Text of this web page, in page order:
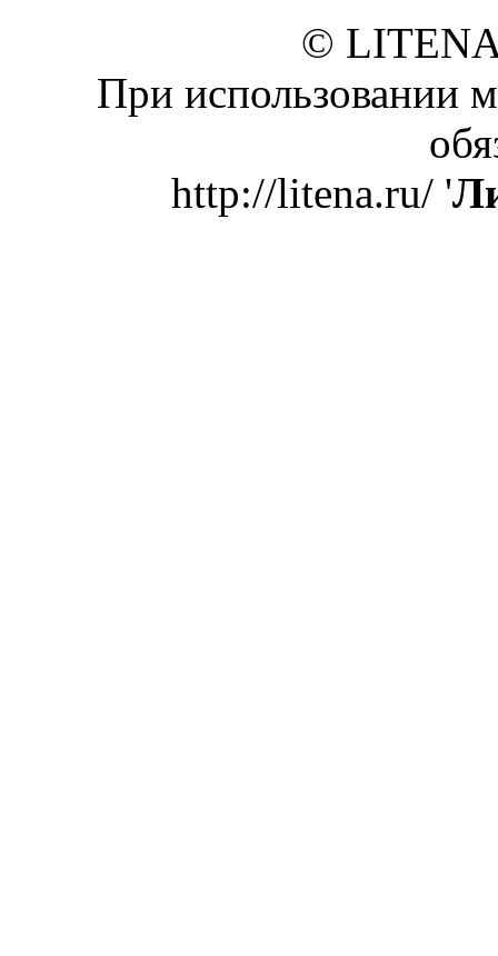
©
При использовании
http://litena.ru/ '